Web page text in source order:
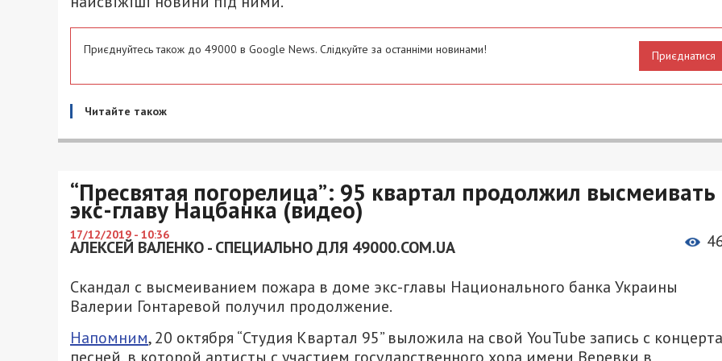
Приєднуйтесь також до 49000 в Google News. Слідкуйте за останніми новинами! Приєднатися
Читайте також
“Пресвятая погорелица”: 95 квартал продолжил высмеивать
экс-главу Нацбанка (видео)
17/12/2019 - 10:36
АЛЕКСЕЙ ВАЛЕНКО - СПЕЦИАЛЬНО ДЛЯ 49000.COM.UA
Скандал с высмеиванием пожара в доме экс-главы Национального банка Украины
Валерии Гонтаревой получил продолжение.
Напомним, 20 октября “Студия Квартал 95” выложила на свой YouTube запись с